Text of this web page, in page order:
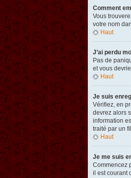
Comment
Vous
votre nom
Haut
J’ai perdu
Pas de
et vous
Haut
Je suis
Vérifiez, en
devrez alors
information
traité par un
Haut
Je me suis
Commencez
il est courant